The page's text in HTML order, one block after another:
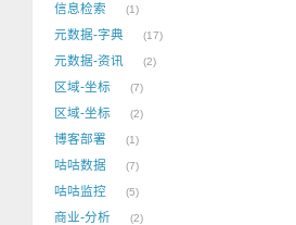
信息检索 1
元数据-字典 17
元数据-资讯 2
区域-坐标 7
区域-坐标 2
博客部署 1
咕咕数据 7
咕咕监控 5
商业-分析 2